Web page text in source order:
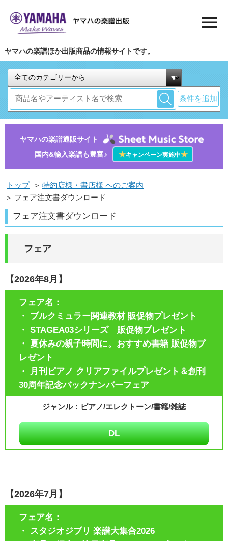
ヤマハの楽譜ほか出版商品の情報サイトです。
条件を追加
ヤマハの楽譜通販サイト
国内&輸入楽譜も豊富♪
★キャンペーン実施中★
トップ ＞ 特約店様・書店様 へのご案内
＞ フェア注文書ダウンロード
フェア注文書ダウンロード
フェア
【2026年8月】
ピアノ/エレクトーン/書籍/雑誌
・ ブルクミュラー関連教材 販促物プレゼント
・ STAGEA03シリーズ 販促物プレゼント
・ 夏休みの親子時間に。おすすめ書籍 販促物プ
レゼント
・ 月刊ピアノ クリアファイルプレゼント＆創刊
30周年記念バックナンバーフェア
DL
【2026年7月】
・ スタジオジブリ 楽譜大集合2026